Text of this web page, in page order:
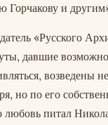
Горчакову и
«Русского
давшие
возведены
но по его
питал